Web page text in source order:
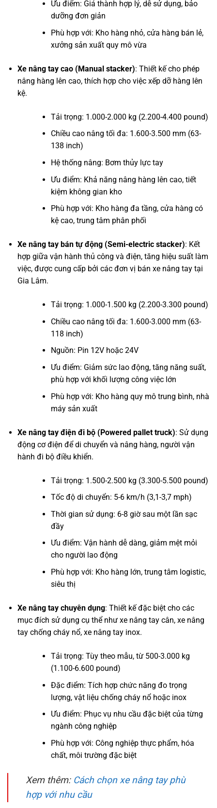
Ưu điểm: Giá thành hợp lý, dễ sử dụng, bảo
dưỡng đơn giản
Phù hợp với: Kho hàng nhỏ, cửa hàng bán lẻ,
xưởng sản xuất quy mô vừa
Xe nâng tay cao (Manual stacker): Thiết kế cho phép
nâng hàng lên cao, thích hợp cho việc xếp dỡ hàng lên
kệ.
Tải trọng: 1.000-2.000 kg (2.200-4.400 pound)
Chiều cao nâng tối đa: 1.600-3.500 mm (63-
138 inch)
Hệ thống nâng: Bơm thủy lực tay
Ưu điểm: Khả năng nâng hàng lên cao, tiết
kiệm không gian kho
Phù hợp với: Kho hàng đa tầng, cửa hàng có
kệ cao, trung tâm phân phối
Xe nâng tay bán tự động (Semi-electric stacker): Kết
hợp giữa vận hành thủ công và điện, tăng hiệu suất làm
việc, được cung cấp bởi các đơn vị bán xe nâng tay tại
Gia Lâm.
Tải trọng: 1.000-1.500 kg (2.200-3.300 pound)
Chiều cao nâng tối đa: 1.600-3.000 mm (63-
118 inch)
Nguồn: Pin 12V hoặc 24V
Ưu điểm: Giảm sức lao động, tăng năng suất,
phù hợp với khối lượng công việc lớn
Phù hợp với: Kho hàng quy mô trung bình, nhà
máy sản xuất
Xe nâng tay điện đi bộ (Powered pallet truck): Sử dụng
động cơ điện để di chuyển và nâng hàng, người vận
hành đi bộ điều khiển.
Tải trọng: 1.500-2.500 kg (3.300-5.500 pound)
Tốc độ di chuyển: 5-6 km/h (3,1-3,7 mph)
Thời gian sử dụng: 6-8 giờ sau một lần sạc
đầy
Ưu điểm: Vận hành dễ dàng, giảm mệt mỏi
cho người lao động
Phù hợp với: Kho hàng lớn, trung tâm logistic,
siêu thị
Xe nâng tay chuyên dụng: Thiết kế đặc biệt cho các
mục đích sử dụng cụ thể như xe nâng tay cân, xe nâng
tay chống cháy nổ, xe nâng tay inox.
Tải trọng: Tùy theo mẫu, từ 500-3.000 kg
(1.100-6.600 pound)
Đặc điểm: Tích hợp chức năng đo trọng
lượng, vật liệu chống cháy nổ hoặc inox
Ưu điểm: Phục vụ nhu cầu đặc biệt của từng
ngành công nghiệp
Phù hợp với: Công nghiệp thực phẩm, hóa
chất, môi trường đặc biệt
Xem thêm: Cách chọn xe nâng tay phù
hợp với nhu cầu